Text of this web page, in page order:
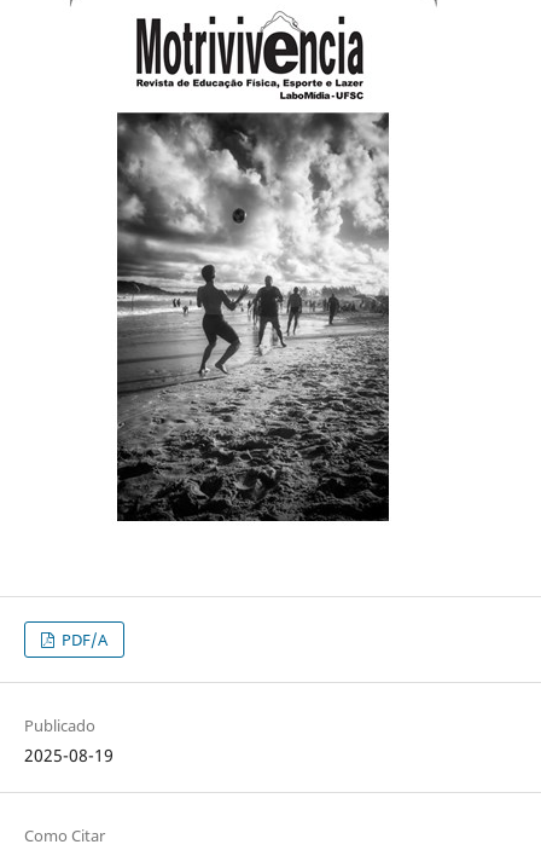
PDF/A
Publicado
2025-08-19
Como Citar